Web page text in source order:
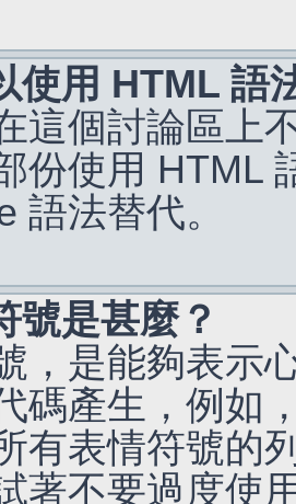
使用 HTML 語
這個討論區上
份使用 HTML
語法替代。
號是甚麼？
，是能夠表示
碼產生，例如
有表情符號的
著不要過度使